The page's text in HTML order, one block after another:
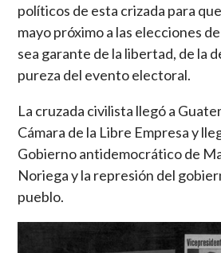
políticos de esta crizada para
mayo próximo a las elecciones
sea garante de la libertad, de la
pureza del evento electoral.
La cruzada civilista llegó a
Cámara de la Libre Empresa y
Gobierno antidemocrático de
Noriega y la represión del
pueblo.